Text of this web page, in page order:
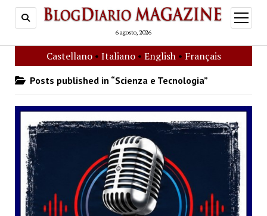
6 agosto, 2026
open
menu
Castellano• Italiano• English• Français
Posts published in “Scienza e Tecnologia”